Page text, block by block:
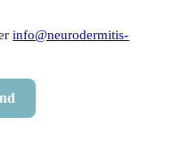
info@neurodermitis-